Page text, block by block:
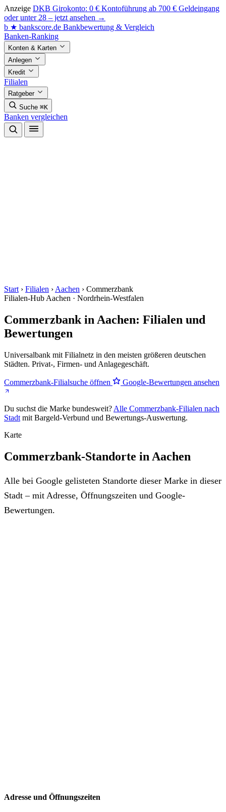
Anzeige DKB Girokonto: 0 € Kontoführung ab 700 € Geldeingang
oder unter 28 – jetzt ansehen →
b ★ bankscore.de Bankbewertung & Vergleich
Banken-Ranking
Konten & Karten
Anlegen
Kredit
Filialen
Ratgeber
Suche ⌘K
Banken vergleichen
Start › Filialen › Aachen › Commerzbank
Filialen-Hub Aachen · Nordrhein-Westfalen
Commerzbank in Aachen: Filialen und
Bewertungen
Universalbank mit Filialnetz in den meisten größeren deutschen
Städten. Privat-, Firmen- und Anlagegeschäft.
Commerzbank-Filialsuche öffnen Google-Bewertungen ansehen
Du suchst die Marke bundesweit? Alle Commerzbank-Filialen nach
Stadt mit Bargeld-Verbund und Bewertungs-Auswertung.
Karte
Commerzbank-Standorte in Aachen
Alle bei Google gelisteten Standorte dieser Marke in dieser
Stadt – mit Adresse, Öffnungszeiten und Google-
Bewertungen.
Adresse und Öffnungszeiten